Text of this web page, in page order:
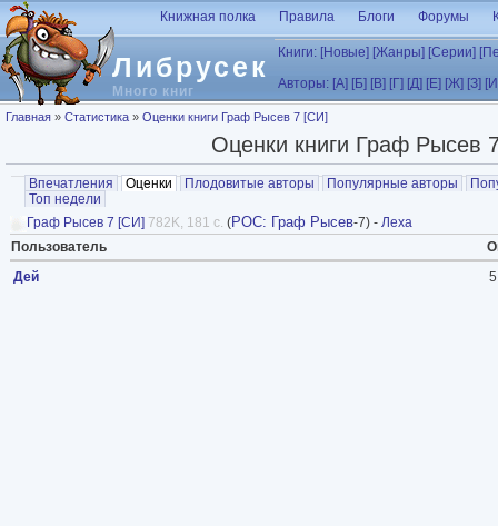
Перейти к основному содержанию
Либрусек
Много книг
Книжная полка Правила Блоги Форумы
Книги: [Новые] [Жанры] [Серии]
Авторы: [А] [Б] [В] [Г] [Д] [Е] [Ж] [З]
Вы здесь
Главная » Статистика » Оценки книги Граф Рысев 7 [СИ]
Оценки книги Граф Рысев
Главные вкладки
Впечатления Оценки (активная вкладка)
Плодовитые авторы Популярные авторы
Топ недели
Граф Рысев 7 [СИ] 782K, 181 с. (РОС: Граф Рысев-7) - Леха
Пользователь
Дей
5